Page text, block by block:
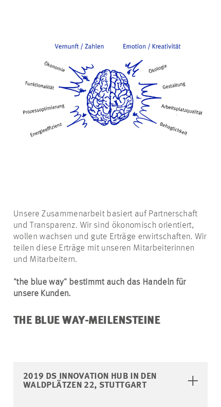
Unsere Zusammenarbeit basiert auf Partnerschaft
und Transparenz. Wir sind ökonomisch orientiert,
wollen wachsen und gute Erträge erwirtschaften. Wir
teilen diese Erträge mit unseren Mitarbeiterinnen
und Mitarbeitern.
"the blue way" bestimmt auch das Handeln für
unsere Kunden.
THE BLUE WAY-MEILENSTEINE
2019 DS INNOVATION HUB IN DEN
WALDPLÄTZEN 22, STUTTGART